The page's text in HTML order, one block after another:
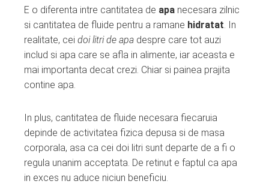
E o diferenta intre cantitatea de apa necesara zilnic
si cantitatea de fluide pentru a ramane hidratat. In
realitate, cei doi litri de apa despre care tot auzi
includ si apa care se afla in alimente, iar aceasta e
mai importanta decat crezi. Chiar si painea prajita
contine apa.
In plus, cantitatea de fluide necesara fiecaruia
depinde de activitatea fizica depusa si de masa
corporala, asa ca cei doi litri sunt departe de a fi o
regula unanim acceptata. De retinut e faptul ca apa
in exces nu aduce niciun beneficiu.